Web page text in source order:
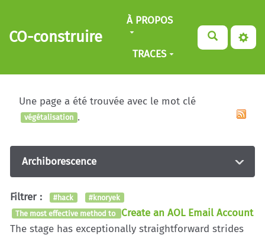
Aller au contenu principal
CO-construire
À PROPOS
TRACES
Une page a été trouvée avec le mot clé
végétalisation .
Archiborescence
Filtrer : #hack
#knoryek
The most effective method to Create an AOL Email Account
The stage has exceptionally straightforward strides